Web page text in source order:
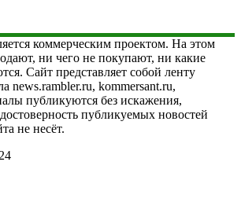
коммерческим проектом. На этом
ни чего не покупают, ни какие
Сайт представляет собой ленту
news.rambler.ru, kommersant.ru,
публикуются без искажения,
достоверность публикуемых новостей
не несёт.